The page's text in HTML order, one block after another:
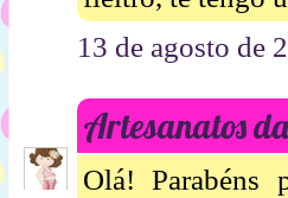
13 de agosto de
Artesanatos
Olá! Parabéns